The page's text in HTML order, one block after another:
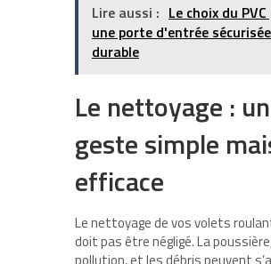
Lire aussi : Le choix du
une porte d'entrée
durable
Le nettoyage : un
geste simple
efficace
Le nettoyage de vos volets
doit pas être négligé. La
pollution, et les débris peuvent